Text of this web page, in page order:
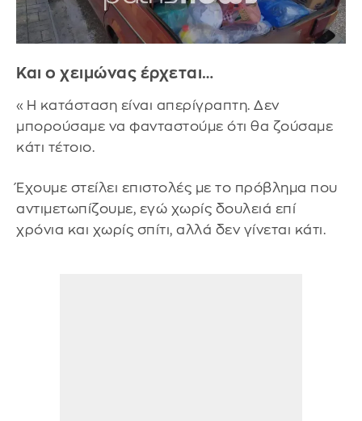
Και ο χειμώνας έρχεται…
«Η κατάσταση είναι απερίγραπτη. Δεν
μπορούσαμε να φανταστούμε ότι θα ζούσαμε
κάτι τέτοιο.
Έχουμε στείλει επιστολές με το πρόβλημα που
αντιμετωπίζουμε, εγώ χωρίς δουλειά επί
χρόνια και χωρίς σπίτι, αλλά δεν γίνεται κάτι.